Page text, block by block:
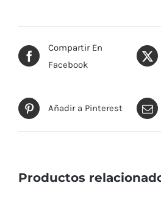
Compartir En
Facebook
Añadir a Pinterest
Productos